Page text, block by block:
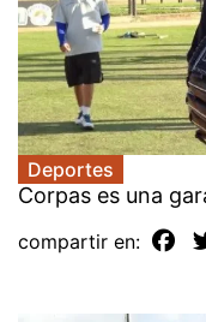
Deportes
Corpas es una
compartir en: